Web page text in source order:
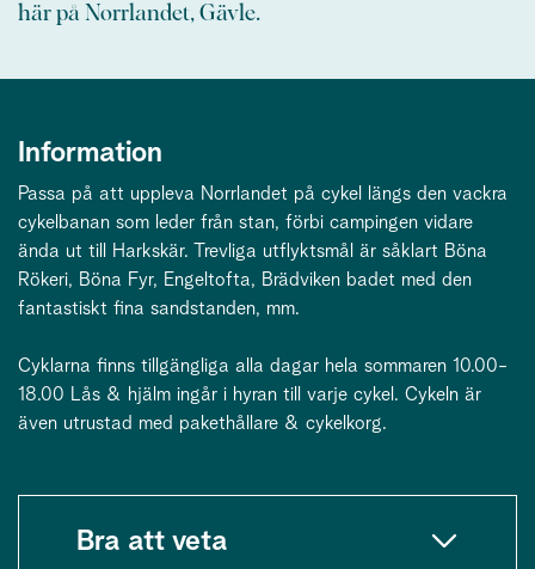
här på Norrlandet, Gävle.
Information
Passa på att uppleva Norrlandet på cykel längs den vackra
cykelbanan som leder från stan, förbi campingen vidare
ända ut till Harkskär. Trevliga utflyktsmål är såklart Böna
Rökeri, Böna Fyr, Engeltofta, Brädviken badet med den
fantastiskt fina sandstanden, mm.
Cyklarna finns tillgängliga alla dagar hela sommaren 10.00-
18.00 Lås & hjälm ingår i hyran till varje cykel. Cykeln är
även utrustad med pakethållare & cykelkorg.
Bra att veta